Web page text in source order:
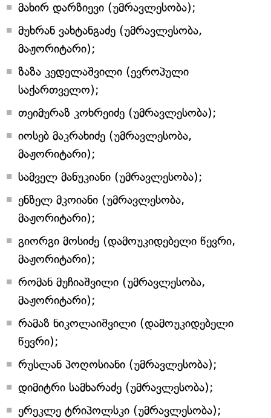
მახირ დარზიევი (უმრავლესობა);
მუხრან ვახტანგაძე (უმრავლესობა,
მაჟორიტარი);
ზაზა კედელაშვილი (ევროპული
საქართველო);
თეიმურაზ კოხრეიძე (უმრავლესობა);
იოსებ მაკრახიძე (უმრავლესობა,
მაჟორიტარი);
სამველ მანუკიანი (უმრავლესობა);
ენზელ მკოიანი (უმრავლესობა,
მაჟორიტარი);
გიორგი მოსიძე (დამოუკიდებელი წევრი,
მაჟორიტარი);
რომან მუჩიაშვილი (უმრავლესობა,
მაჟორიტარი);
რამაზ ნიკოლაიშვილი (დამოუკიდებელი
წევრი);
რუსლან პოღოსიანი (უმრავლესობა);
დიმიტრი სამხარაძე (უმრავლესობა);
ერეკლე ტრიპოლსკი (უმრავლესობა);